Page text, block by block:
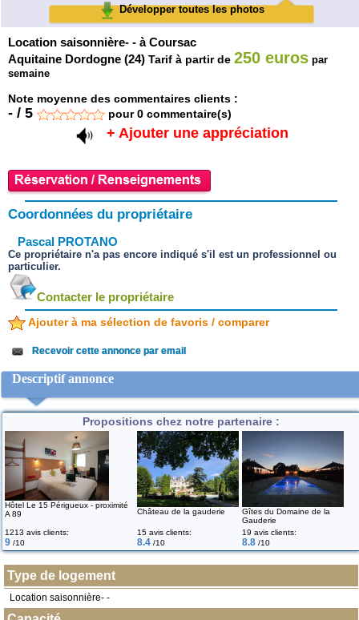
Développer toutes les photos
Location saisonnière- - à Coursac
Aquitaine Dordogne (24) Tarif à partir de 250 euros par
semaine
Note moyenne des commentaires clients :
- / 5 pour0 commentaire(s)
+ Ajouter une appréciation
Coordonnées du propriétaire
Pascal PROTANO
Ce propriétaire n'a pas encore indiqué s'il est un professionnel ou
particulier.
Contacter le propriétaire
Ajouter à ma sélection de favoris / comparer
Recevoir cette annonce par email
Descriptif annonce
Propositions chez notre partenaire :
Hôtel Le 15 Périgueux - proximité
A 89
Château de la gauderie
Gîtes du Domaine de la
Gauderie
1213 avis clients:
9 /10
15 avis clients:
8.4 /10
19 avis clients:
8.8 /10
Type de logement
Location saisonnière- -